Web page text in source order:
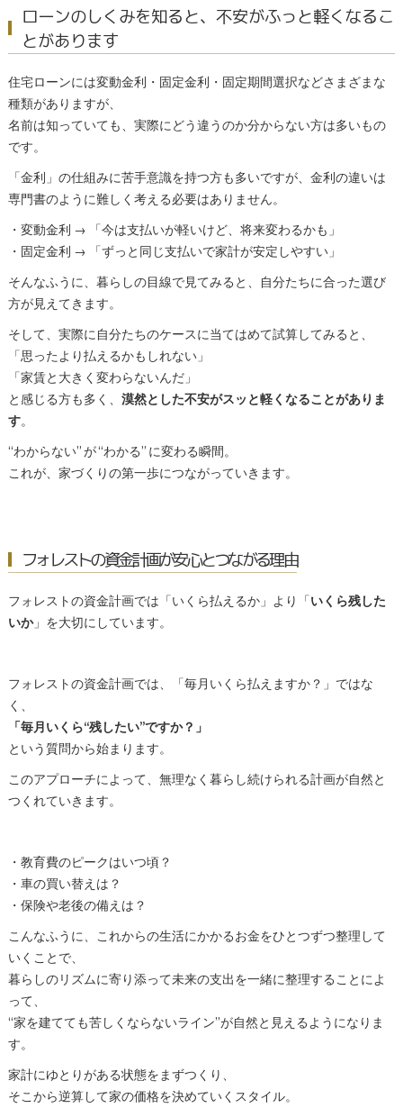
ローンのしくみを知ると、不安がふっと軽くなるこ
とがあります
住宅ローンには変動金利・固定金利・固定期間選択などさまざまな
種類がありますが、
名前は知っていても、実際にどう違うのか分からない方は多いもの
です。
「金利」の仕組みに苦手意識を持つ方も多いですが、金利の違いは
専門書のように難しく考える必要はありません。
・変動金利 → 「今は支払いが軽いけど、将来変わるかも」
・固定金利 → 「ずっと同じ支払いで家計が安定しやすい」
そんなふうに、暮らしの目線で見てみると、自分たちに合った選び
方が見えてきます。
そして、実際に自分たちのケースに当てはめて試算してみると、
「思ったより払えるかもしれない」
「家賃と大きく変わらないんだ」
と感じる方も多く、 漠然とした不安がスッと軽くなることがありま
す。
“わからない” が “わかる” に変わる瞬間。
これが、家づくりの第一歩につながっていきます。
フォレストの資金計画が安心とつながる理由
フォレストの資金計画では「いくら払えるか」より「いくら残した
いか」を大切にしています。
フォレストの資金計画では、「毎月いくら払えますか？」ではな
く、
「毎月いくら“残したい”ですか？」
という質問から始まります。
このアプローチによって、無理なく暮らし続けられる計画が自然と
つくれていきます。
・教育費のピークはいつ頃？
・車の買い替えは？
・保険や老後の備えは？
こんなふうに、これからの生活にかかるお金をひとつずつ整理して
いくことで、
暮らしのリズムに寄り添って未来の支出を一緒に整理することによ
って、
“家を建てても苦しくならないライン”が自然と見えるようになりま
す。
家計にゆとりがある状態をまずつくり、
そこから逆算して家の価格を決めていくスタイル。